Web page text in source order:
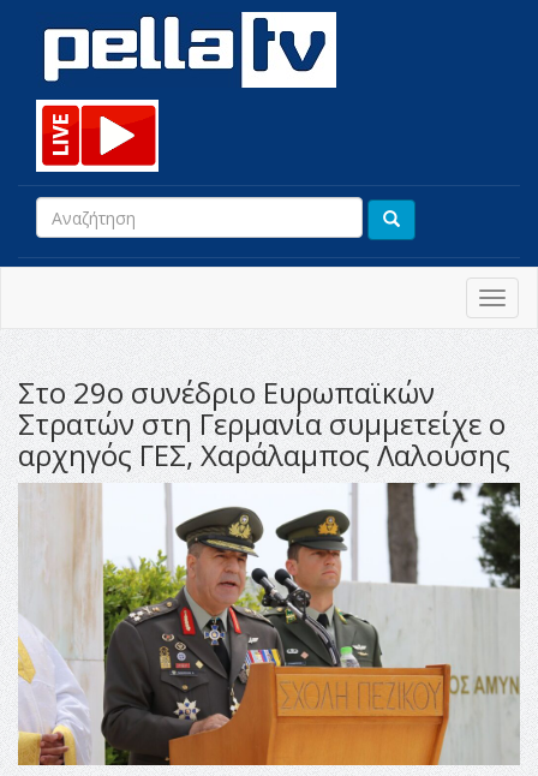
Στο 29ο συνέδριο Ευρωπαϊκών
Στρατών στη Γερμανία συμμετείχε ο
αρχηγός ΓΕΣ, Χαράλαμπος Λαλούσης